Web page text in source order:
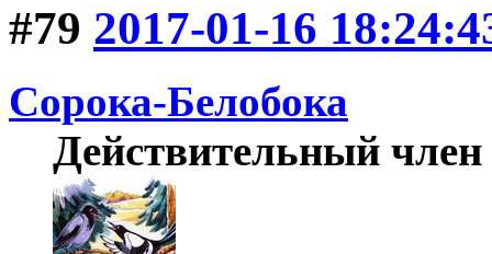
#79 2017-01-16
Сорока-Белобока
Действительный член